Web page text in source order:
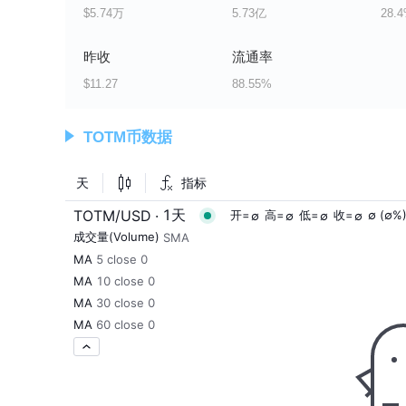
$5.74万 5.73亿
昨收
$11.27
流通率
88.55%
TOTM币数据